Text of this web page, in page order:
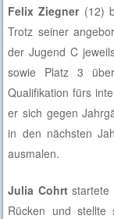
Felix Ziegner(12)
Trotz seiner
der Jugend C
sowie Platz 3
Qualifikation fürs
er sich gegen
in den nächsten
ausmalen.
Julia Cohrtstartete
Rücken und stellte